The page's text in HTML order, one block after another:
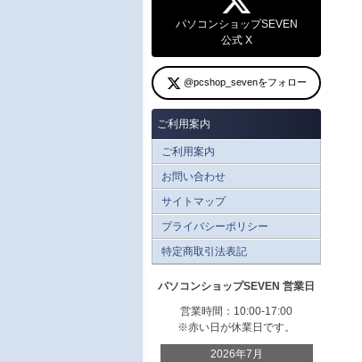
パソコンショップSEVEN
公式 X
@pcshop_sevenをフォロー
ご利用案内
ご利用案内
お問い合わせ
サイトマップ
プライバシーポリシー
特定商取引法表記
パソコンショップSEVEN 営業日
営業時間：10:00-17:00
※赤い日が休業日です。
2026年7月